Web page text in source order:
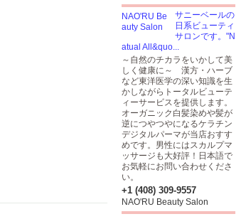
サニーベールの
日系ビューティ
サロンです。"N
atual All&quo...
～自然のチカラをいかして美
しく健康に～ 漢方・ハーブ
など東洋医学の深い知識を生
かしながらトータルビューテ
ィーサービスを提供します。
オーガニック白髪染めや髪が
逆につやつやになるケラチン
デジタルパーマが当店おすす
めです。男性にはスカルプマ
ッサージも大好評！日本語で
お気軽にお問い合わせくださ
い。
+1 (408) 309-9557
NAO'RU Beauty Salon